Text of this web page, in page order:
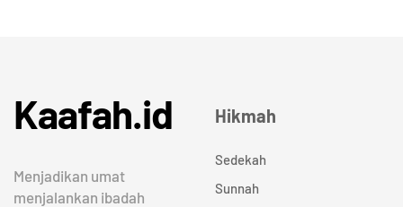
Kaafah.id
Menjadikan umat
menjalankan ibadah
Hikmah
Sedekah
Sunnah